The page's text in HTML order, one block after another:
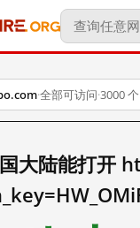
·全部可访问·3000
大陆能打开